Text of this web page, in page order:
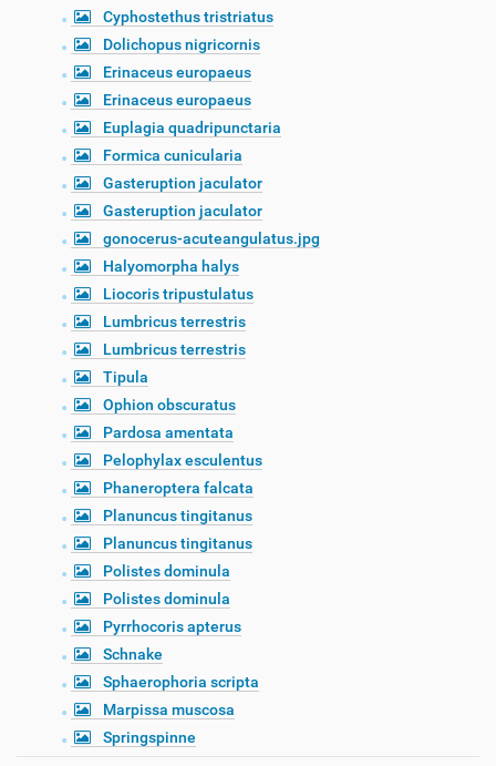
Cyphostethus tristriatus
Dolichopus nigricornis
Erinaceus europaeus
Erinaceus europaeus
Euplagia quadripunctaria
Formica cunicularia
Gasteruption jaculator
Gasteruption jaculator
gonocerus-acuteangulatus.jpg
Halyomorpha halys
Liocoris tripustulatus
Lumbricus terrestris
Lumbricus terrestris
Tipula
Ophion obscuratus
Pardosa amentata
Pelophylax esculentus
Phaneroptera falcata
Planuncus tingitanus
Planuncus tingitanus
Polistes dominula
Polistes dominula
Pyrrhocoris apterus
Schnake
Sphaerophoria scripta
Marpissa muscosa
Springspinne